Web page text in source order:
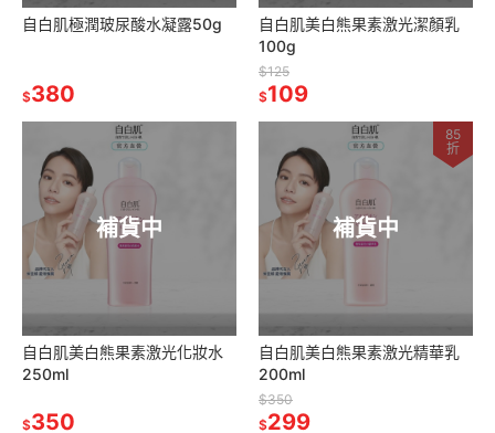
自白肌極潤玻尿酸水凝露50g
$380
自白肌美白熊果素激光潔顏乳
100g
$125
$109
補貨中
自白肌美白熊果素激光化妝水
250ml
$350
補貨中
85
折
自白肌美白熊果素激光精華乳
200ml
$350
$299